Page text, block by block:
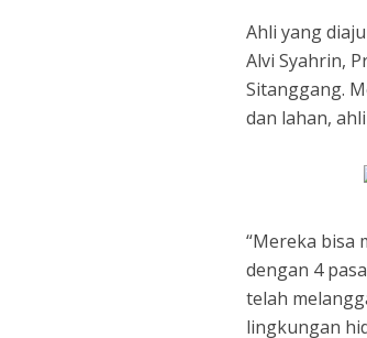
Ahli yang
Alvi Syahrin,
Sitanggang.
dan lahan,
“Mereka bisa
dengan 4
telah
lingkungan